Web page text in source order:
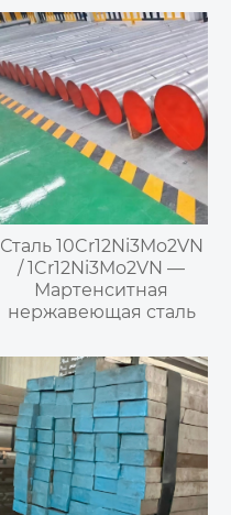
сталь
Сталь 10Cr12Ni3Mo2VN
/ 1Cr12Ni3Mo2VN —
Мартенситная
нержавеющая сталь